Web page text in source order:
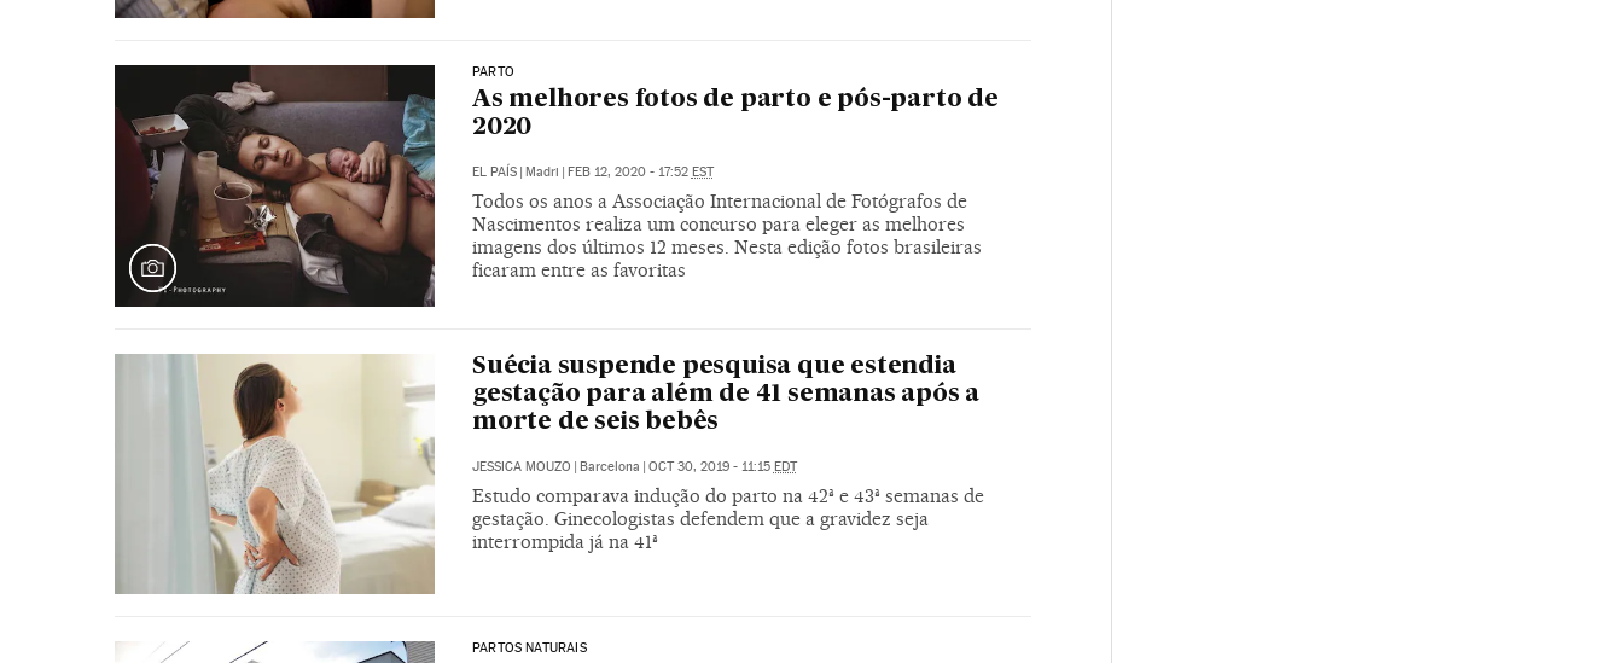
PARTO
As melhores fotos de parto e pós-parto de
2020
EL PAÍS Madri FEB 12, 2020 - 17:52 EST
Todos os anos a Associação Internacional de Fotógrafos de
Nascimentos realiza um concurso para eleger as melhores
imagens dos últimos 12 meses. Nesta edição fotos brasileiras
ficaram entre as favoritas
Suécia suspende pesquisa que estendia
gestação para além de 41 semanas após a
morte de seis bebês
JESSICA MOUZO Barcelona OCT 30, 2019 - 11:15 EDT
Estudo comparava indução do parto na 42ª e 43ª semanas de
gestação. Ginecologistas defendem que a gravidez seja
interrompida já na 41ª
PARTOS NATURAIS